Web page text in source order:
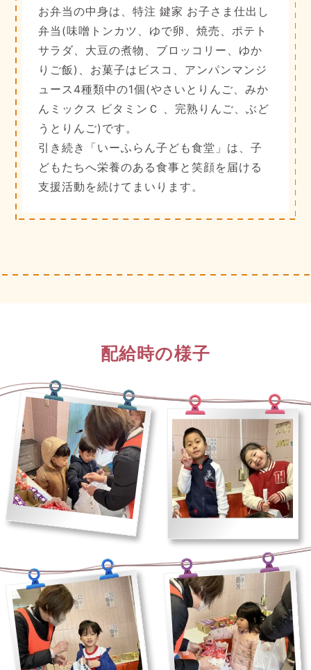
お弁当の中身は、特注 鍵家 お子さま仕出し
弁当(味噌トンカツ、ゆで卵、焼売、ポテト
サラダ、大豆の煮物、ブロッコリー、ゆか
りご飯)、お菓子はビスコ、アンパンマンジ
ュース4種類中の1個(やさいとりんご、みか
んミックス ビタミンＣ 、完熟りんご、ぶど
うとりんご)です。
引き続き「いーふらん子ども食堂」は、子
どもたちへ栄養のある食事と笑顔を届ける
支援活動を続けてまいります。
配給時の様子